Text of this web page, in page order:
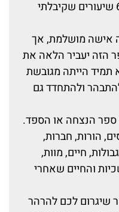
בהשראתו נכתב ספר זה, ובו 62 שיעורים שקיבלתי
אישה מושלמת, אך
הזה יעביר הלאה את
הייתה מגובשת
ולהתחדד גם
ספר הנצחה או הספד.
הורות, חברות,
חיים, מוות,
והחיים שאחרי
שיגרום לכם להרהר